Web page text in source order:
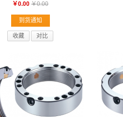
￥0.00 ￥0.00
到货通知
收藏 对比